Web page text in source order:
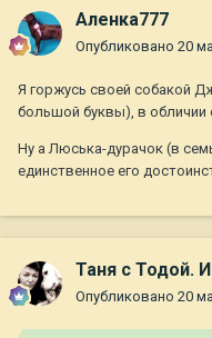
Аленка777
Опубликовано 20
Я горжусь своей собакой
большой буквы), в обличии
Ну а Люська-дурачок (в
единственное его
Таня с Тодой.
Опубликовано 20